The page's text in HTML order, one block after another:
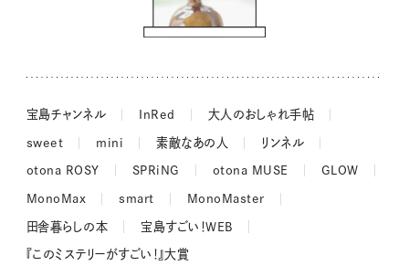
吉田羊さんの着物と12のアソビゴコロ
長谷川あかりさんの今週もお疲れ様つまみ
宝島チャンネル InRed 大人のおしゃれ手帖
sweet mini 素敵なあの人 リンネル
otona ROSY SPRiNG otona MUSE GLOW
MonoMax smart MonoMaster
田舎暮らしの本 宝島すごい！WEB
『このミステリーがすごい！』大賞